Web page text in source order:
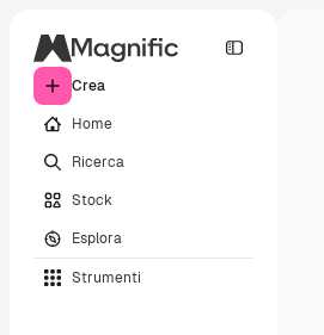
Crea
Home
Ricerca
Stock
Esplora
Strumenti